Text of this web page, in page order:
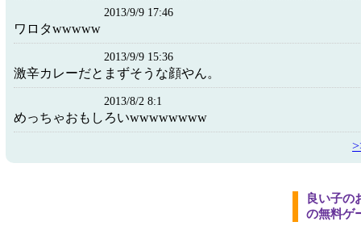
2013/9/9 17:46
ワロタwwwww
2013/9/9 15:36
激辛カレーだとまずそうな顔やん。
2013/8/2 8:1
めっちゃおもしろいwwwwwwww
良い子の
の無料ゲ